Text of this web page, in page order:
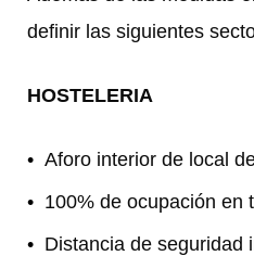
definir las siguientes
HOSTELERIA
Aforo interior de local
100% de ocupación en
Distancia de seguridad